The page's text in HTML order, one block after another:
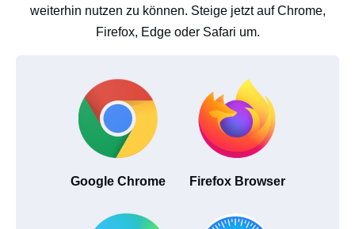
weiterhin nutzen zu können. Steige jetzt auf Chrome,
Firefox, Edge oder Safari um.
Google Chrome Firefox Browser